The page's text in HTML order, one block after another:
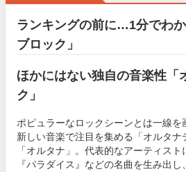
ランキングの前に…1分でわ
ブロック」
ほかにはない独自の音楽性「
ク」
ポピュラーなロックシーンとは一線
新しい音楽で注目を集める「オルタ
「オルタナ」。代表的なアーティス
『パラダイス』などの名曲を生み出